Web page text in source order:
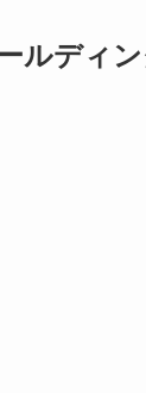
ルディ